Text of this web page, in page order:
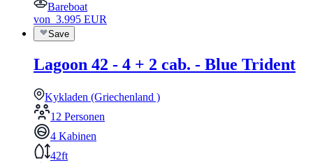
Bareboat
von 3.995 EUR
Save
Lagoon 42 - 4 + 2 cab. - Blue Trident
Kykladen (Griechenland )
12 Personen
4 Kabinen
42ft